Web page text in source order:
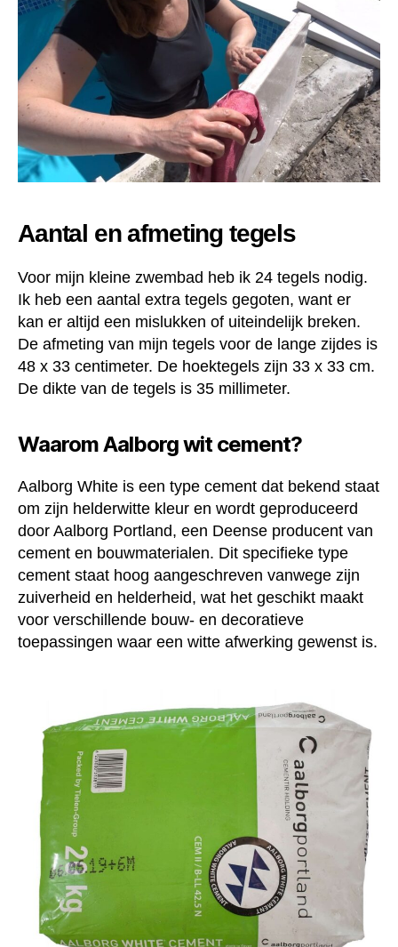
Aantal en afmeting tegels
Voor mijn kleine zwembad heb ik 24 tegels nodig.
Ik heb een aantal extra tegels gegoten, want er
kan er altijd een mislukken of uiteindelijk breken.
De afmeting van mijn tegels voor de lange zijdes is
48 x 33 centimeter. De hoektegels zijn 33 x 33 cm.
De dikte van de tegels is 35 millimeter.
Waarom Aalborg wit cement?
Aalborg White is een type cement dat bekend staat
om zijn helderwitte kleur en wordt geproduceerd
door Aalborg Portland, een Deense producent van
cement en bouwmaterialen. Dit specifieke type
cement staat hoog aangeschreven vanwege zijn
zuiverheid en helderheid, wat het geschikt maakt
voor verschillende bouw- en decoratieve
toepassingen waar een witte afwerking gewenst is.